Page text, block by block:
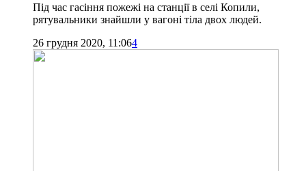
Під час гасіння пожежі на станції в селі Копили,
рятувальники знайшли у вагоні тіла двох людей.
26 грудня 2020, 11:064